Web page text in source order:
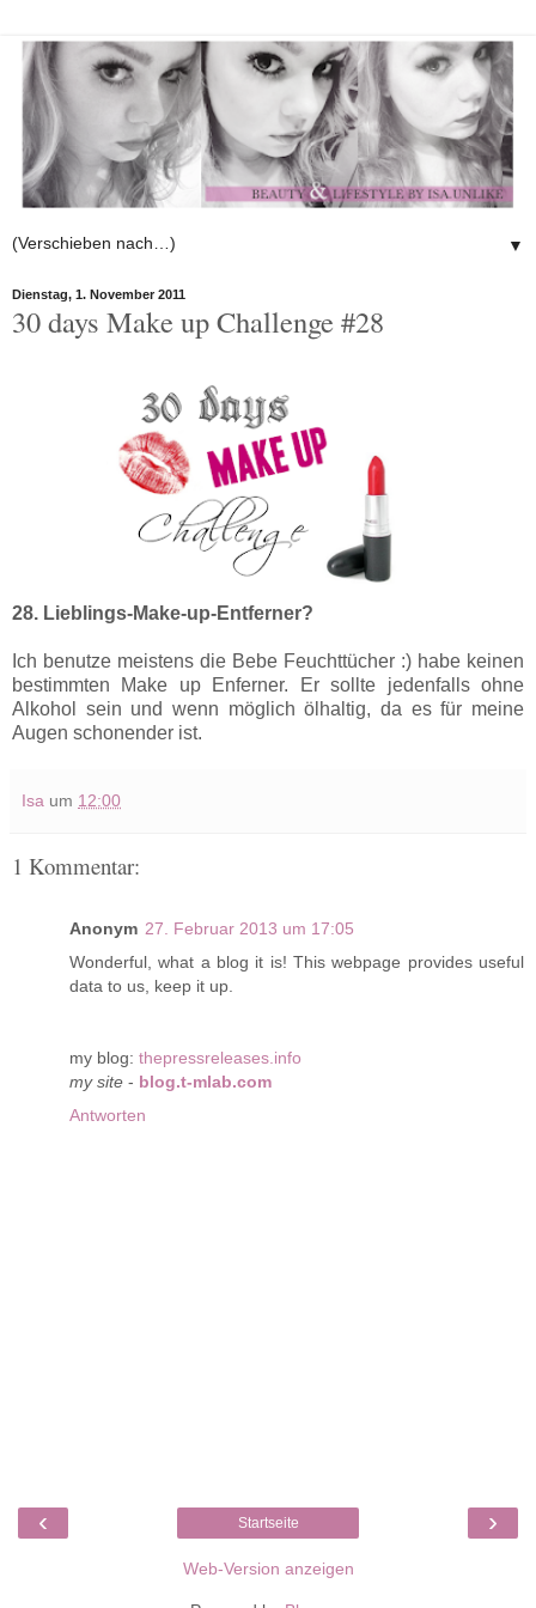
▼
Dienstag, 1. November 2011
30 days Make up Challenge #28
28. Lieblings-Make-up-Entferner?
Ich benutze meistens die Bebe Feuchttücher :) habe keinen
bestimmten Make up Enferner. Er sollte jedenfalls ohne
Alkohol sein und wenn möglich ölhaltig, da es für meine
Augen schonender ist.
Isa um 12:00
1 Kommentar:
Anonym 27. Februar 2013 um 17:05
Wonderful, what a blog it is! This webpage provides useful
data to us, keep it up.
my blog: thepressreleases.info
my site - blog.t-mlab.com
Antworten
‹ ›
Startseite
Web-Version anzeigen